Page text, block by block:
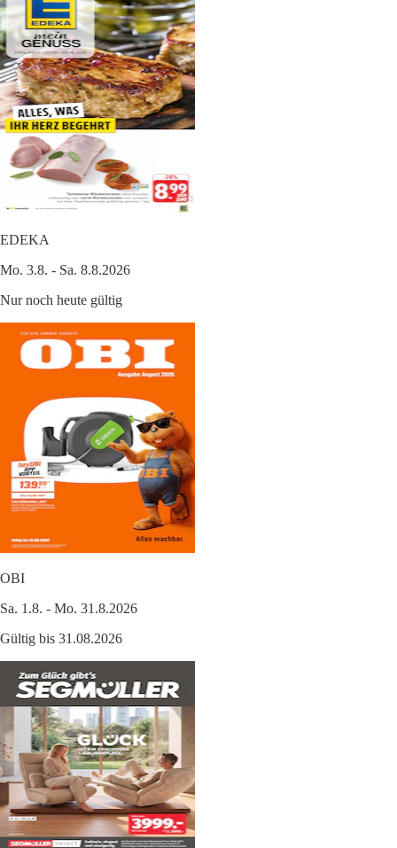
EDEKA
Mo. 3.8. - Sa. 8.8.2026
Nur noch heute gültig
OBI
Sa. 1.8. - Mo. 31.8.2026
Gültig bis 31.08.2026